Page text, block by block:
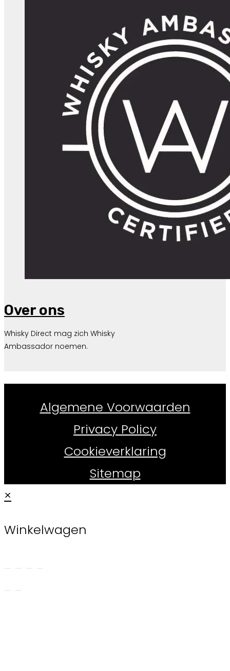
Over ons
Whisky Direct mag zich Whisky
Ambassador noemen.
Algemene Voorwaarden
Privacy Policy
Cookieverklaring
Sitemap
×
Winkelwagen